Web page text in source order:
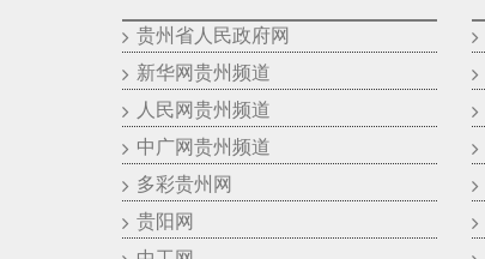
贵州省人民政府网
新华网贵州频道
人民网贵州频道
中广网贵州频道
多彩贵州网
贵阳网